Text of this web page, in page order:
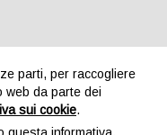
parti, per raccogliere
web da parte dei
sui cookie.